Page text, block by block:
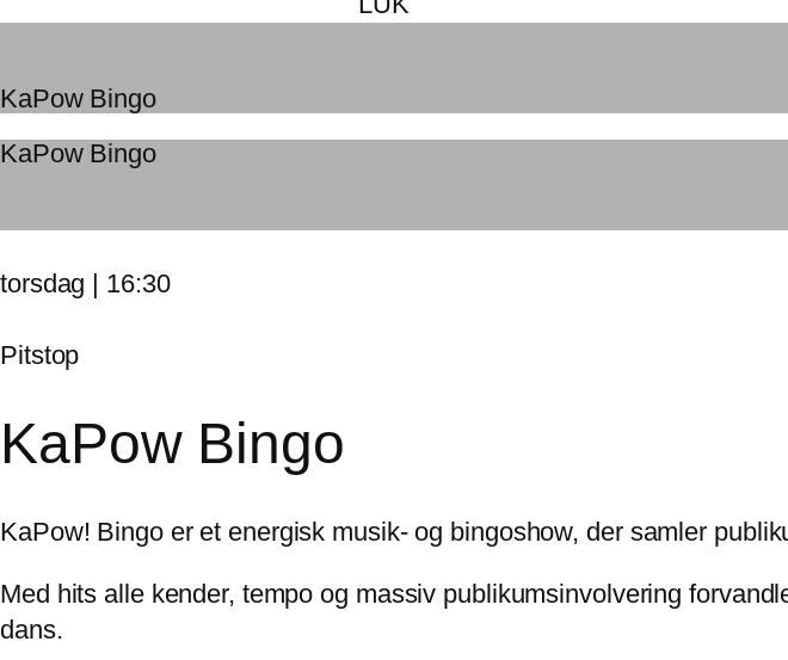
KaPow Bingo
KaPow Bingo
torsdag | 16:30
Pitstop
KaPow Bingo
KaPow! Bingo er et energisk musik- og bingoshow, der samler
Med hits alle kender, tempo og massiv publikumsinvolvering
dans.